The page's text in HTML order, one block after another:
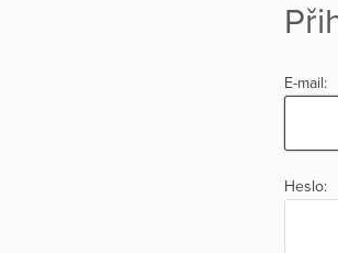
E-mail:
Heslo: